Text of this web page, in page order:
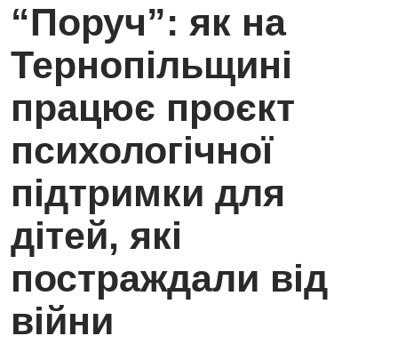
“Поруч”: як на
Тернопільщині
працює проєкт
психологічної
підтримки для
дітей, які
постраждали від
війни